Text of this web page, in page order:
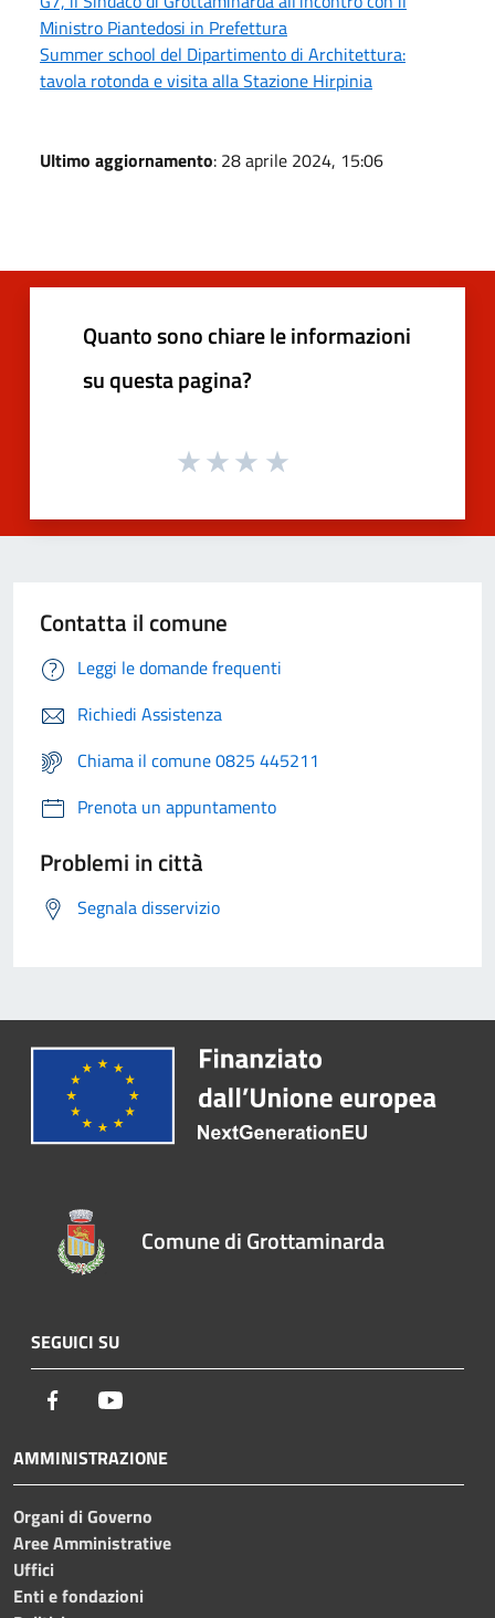
Ministro Piantedosi in Prefettura
Summer school del Dipartimento di Architettura:
tavola rotonda e visita alla Stazione Hirpinia
Ultimo aggiornamento: 28 aprile 2024, 15:06
Quanto sono chiare le informazioni
su questa pagina?
Contatta il comune
Leggi le domande frequenti
Richiedi Assistenza
Chiama il comune 0825 445211
Prenota un appuntamento
Problemi in città
Segnala disservizio
Comune di Grottaminarda
SEGUICI SU
Facebook
AMMINISTRAZIONE
Organi di Governo
Aree Amministrative
Uffici
Enti e fondazioni